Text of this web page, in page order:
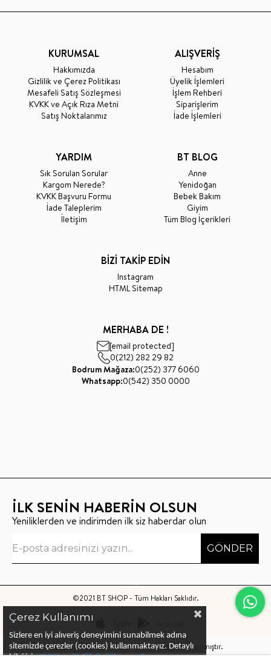
KURUMSAL
Hakkımızda
Gizlilik ve Çerez Politikası
Mesafeli Satış Sözleşmesi
KVKK ve Açık Rıza Metni
Satış Noktalarımız
ALIŞVERİŞ
Hesabım
Üyelik İşlemleri
İşlem Rehberi
Siparişlerim
İade İşlemleri
YARDIM
Sık Sorulan Sorular
Kargom Nerede?
KVKK Başvuru Formu
İade Taleplerim
İletişim
BT BLOG
Anne
Yenidoğan
Bebek Bakım
Giyim
Tüm Blog İçerikleri
BİZİ TAKİP EDİN
Instagram
HTML Sitemap
MERHABA DE !
[email protected]
0(212) 282 29 82
Bodrum Mağaza:0(252) 377 6060
Whatsapp:0(542) 350 0000
İLK SENİN HABERİN OLSUN
Yeniliklerden ve indirimden ilk siz haberdar olun
GÖNDER
©2021 BT SHOP - Tüm Hakları Saklıdır.
Bu sitenin kurulumuKeyo Digitaltarafından yapılmıştır.
Çerez Kullanımı
Sizlere en iyi alıveriş deneyimini sunabilmek adına
sitemizde çerezler (cookies) kullanmaktayız. Detaylı